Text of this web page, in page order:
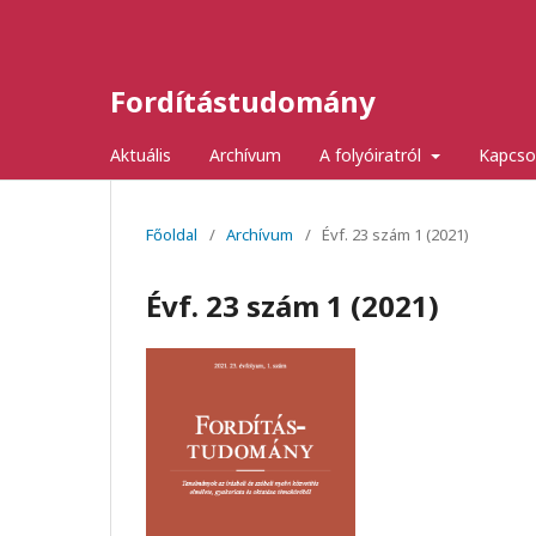
Fordítástudomány
Aktuális Archívum A folyóiratról
Főoldal / Archívum / Évf. 23 szám 1 (2021)
Évf. 23 szám 1 (2021)